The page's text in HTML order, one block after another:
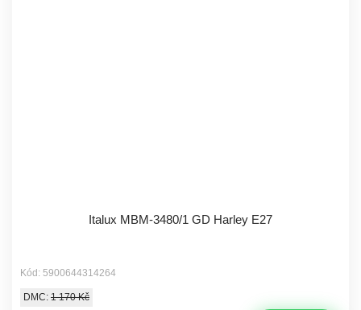
Italux MBM-3480/1 GD Harley E27
Kód: 5900644314264
DMC: 1 170 Kč